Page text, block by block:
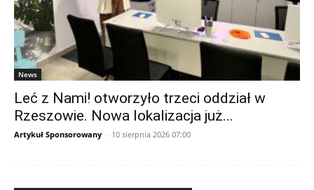
News
Leć z Nami! otworzyło trzeci oddział w
Rzeszowie. Nowa lokalizacja już...
Artykuł Sponsorowany - 10 sierpnia 2026 07:00